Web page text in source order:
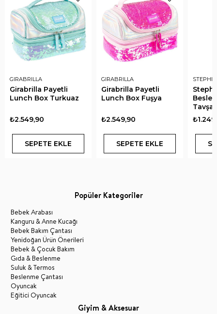
GIRABRILLA
Girabrilla Payetli
Lunch Box Turkuaz
₺2.549,90
SEPETE EKLE
GIRABRILLA
Girabrilla Payetli
Lunch Box Fuşya
₺2.549,90
SEPETE EKLE
Popüler Kategoriler
Bebek Arabası
Kanguru & Anne Kucağı
Bebek Bakım Çantası
Yenidoğan Ürün Önerileri
Bebek & Çocuk Bakım
Gıda & Beslenme
Suluk & Termos
Beslenme Çantası
Oyuncak
Eğitici Oyuncak
Giyim & Aksesuar